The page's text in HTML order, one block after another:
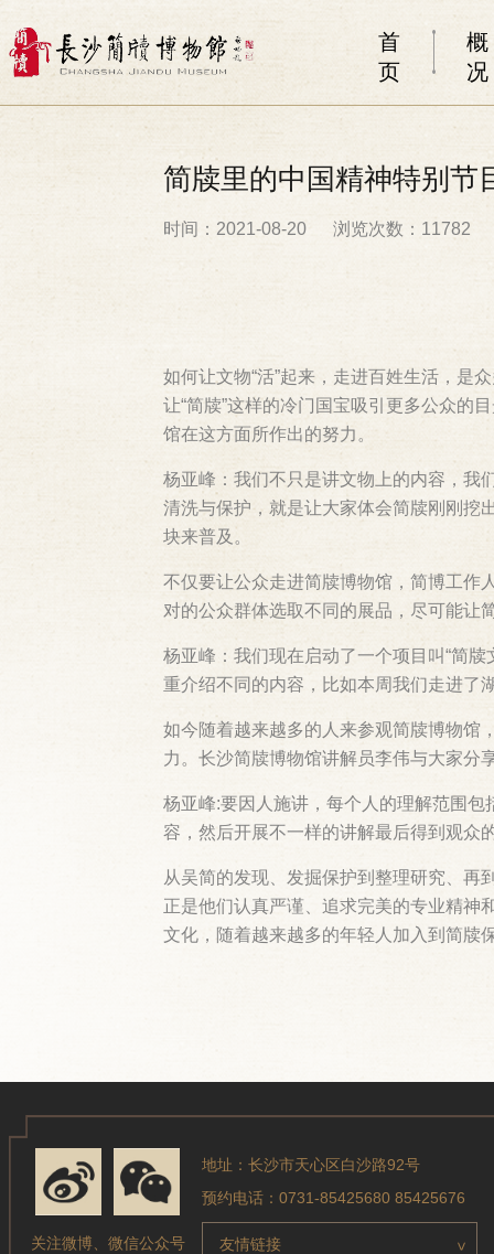
首
页
概
况
简牍里的中国精神特别节
时间：2021-08-20 浏览次数：11782
如何让文物“活”起来，走进百姓生活，是
让“简牍”这样的冷门国宝吸引更多公众的
馆在这方面所作出的努力。
杨亚峰：我们不只是讲文物上的内容，我
清洗与保护，就是让大家体会简牍刚刚挖
块来普及。
不仅要让公众走进简牍博物馆，简博工作
对的公众群体选取不同的展品，尽可能让
杨亚峰：我们现在启动了一个项目叫“简
重介绍不同的内容，比如本周我们走进了
如今随着越来越多的人来参观简牍博物馆
力。长沙简牍博物馆讲解员李伟与大家分
杨亚峰:要因人施讲，每个人的理解范围
容，然后开展不一样的讲解最后得到观众
从吴简的发现、发掘保护到整理研究、再
正是他们认真严谨、追求完美的专业精神
文化，随着越来越多的年轻人加入到简牍
关注微博、微信公众号
地址：长沙市天心区白沙路92号
预约电话：0731-85425680 85425676
友情链接 >